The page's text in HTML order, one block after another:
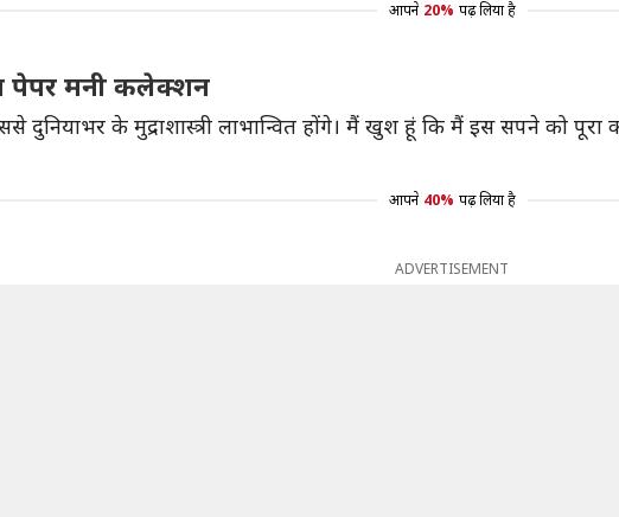
आपने 20% पढ़ लिया है
पेपर मनी कलेक्शन
दुनियाभर के मुद्राशास्त्री लाभान्वित होंगे। मैं खुश हूं कि मैं इस सपने को
आपने 40% पढ़ लिया है
ADVERTISEMENT